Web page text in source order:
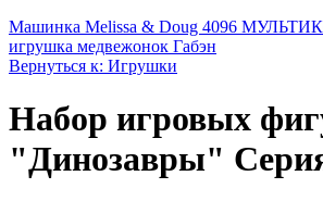
Машинка Melissa & Doug 4096
игрушка медвежонок Габэн
Вернуться к: Игрушки
Набор игровых
"Динозавры"